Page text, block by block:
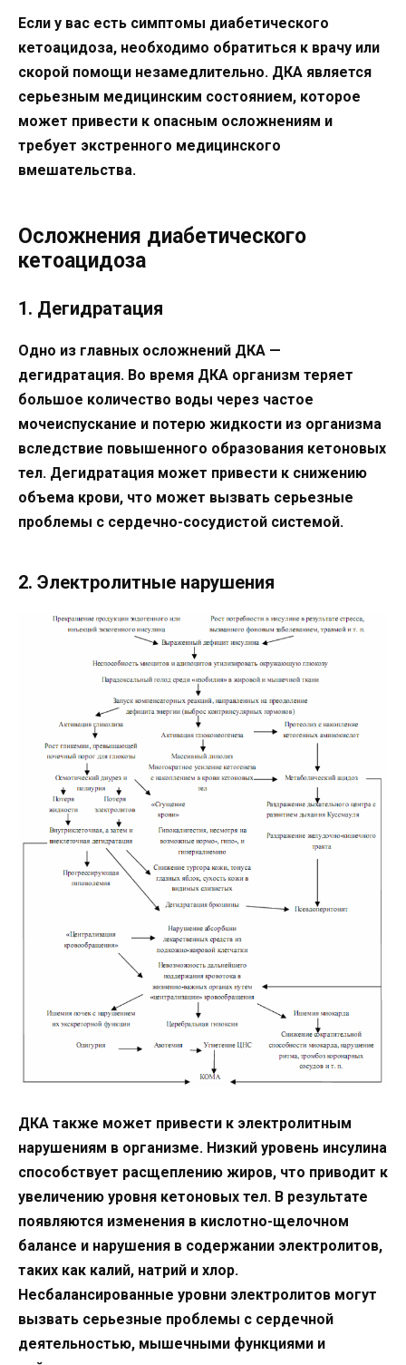
Если у вас есть симптомы диабетического
кетоацидоза, необходимо обратиться к врачу или
скорой помощи незамедлительно. ДКА является
серьезным медицинским состоянием, которое
может привести к опасным осложнениям и
требует экстренного медицинского
вмешательства.
Осложнения диабетического
кетоацидоза
1. Дегидратация
Одно из главных осложнений ДКА —
дегидратация. Во время ДКА организм теряет
большое количество воды через частое
мочеиспускание и потерю жидкости из организма
вследствие повышенного образования кетоновых
тел. Дегидратация может привести к снижению
объема крови, что может вызвать серьезные
проблемы с сердечно-сосудистой системой.
2. Электролитные нарушения
ДКА также может привести к электролитным
нарушениям в организме. Низкий уровень инсулина
способствует расщеплению жиров, что приводит к
увеличению уровня кетоновых тел. В результате
появляются изменения в кислотно-щелочном
балансе и нарушения в содержании электролитов,
таких как калий, натрий и хлор.
Несбалансированные уровни электролитов могут
вызвать серьезные проблемы с сердечной
деятельностью, мышечными функциями и